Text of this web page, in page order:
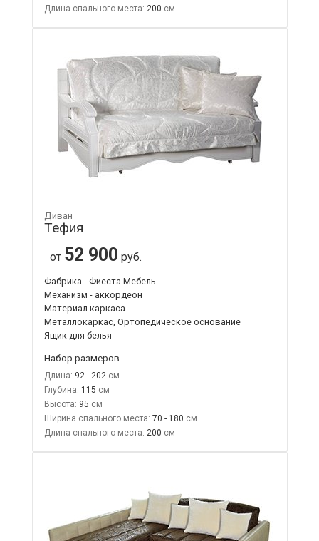
Длина спального места: 200
Диван
Тефия
от 52 900 руб.
Фабрика - Фиеста Мебель
Механизм - аккордеон
Материал каркаса -
Металлокаркас, Ортопедическое основание
Ящик для белья
Набор размеров
Длина: 92 - 202
Глубина: 115
Высота: 95
Ширина спального места: 70 - 180
Длина спального места: 200